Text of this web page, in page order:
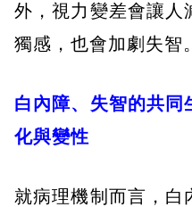
外，視力變差會讓人
獨感，也會加劇失智。
白內障、失智的共同
化與變性
就病理機制而言，白